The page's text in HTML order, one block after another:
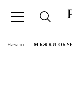
Начало МЪЖКИ